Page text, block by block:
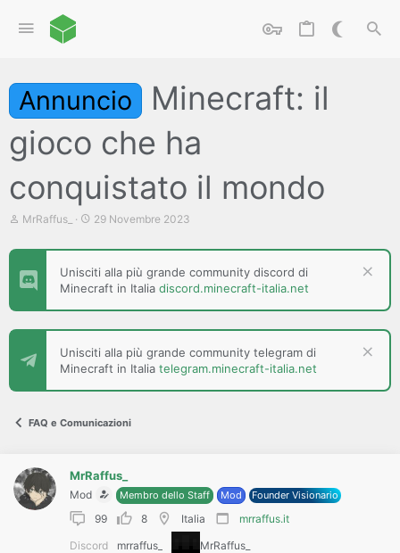
Annuncio
Minecraft: il
gioco che ha
conquistato il mondo
C
e
t
o
D
s
u
e
MrRaffus_
D
t
d
i
i
z
o
29 Novembre 2023
Unisciti alla più grande community discord di
Minecraft in Italia discord.minecraft-italia.net
Unisciti alla più grande community telegram di
Minecraft in Italia telegram.minecraft-italia.net
FAQ e Comunicazioni
MrRaffus_
Mod Membro dello Staff Mod Founder Visionario
99 8 Italia
mrraffus.it
Discord
mrraffus_ MrRaffus_